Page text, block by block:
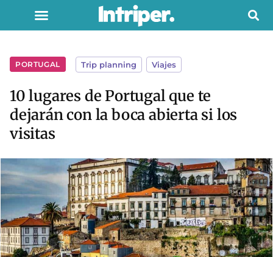
PORTUGAL Trip planning Viajes
10 lugares de Portugal que te
dejarán con la boca abierta si los
visitas